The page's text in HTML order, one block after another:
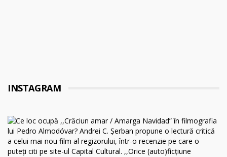
INSTAGRAM